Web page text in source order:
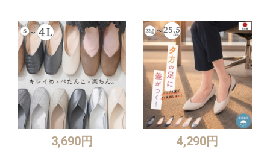
3,690円 4,290円